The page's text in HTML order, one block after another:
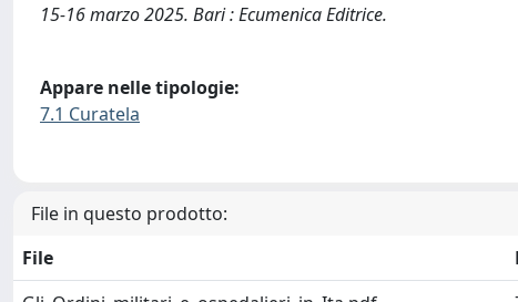
15­-16 marzo 2025. Bari : Ecumenica Editrice.
Appare nelle tipologie:
7.1 Curatela
File in questo prodotto:
File